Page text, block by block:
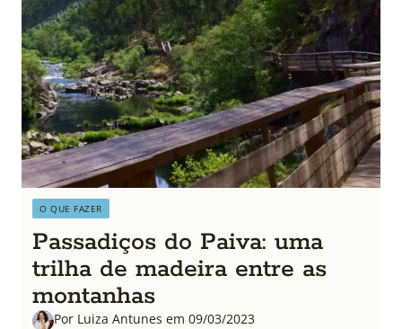
O QUE FAZER
Passadiços do Paiva: uma
trilha de madeira entre as
montanhas
Por Luiza Antunes em 09/03/2023